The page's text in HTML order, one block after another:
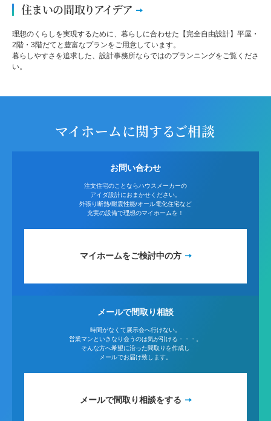
住まいの間取りアイデア
理想のくらしを実現するために、暮らしに合わせた【完全自由設計】平屋・
2階・3階だてと豊富なプランをご用意しています。
暮らしやすさを追求した、設計事務所ならではのプランニングをご覧くださ
い。
マイホームに関するご相談
お問い合わせ
注文住宅のことならハウスメーカーの
アイダ設計におまかせください。
外張り断熱/耐震性能/オール電化住宅など
充実の設備で理想のマイホームを！
マイホームをご検討中の方
メールで間取り相談
時間がなくて展示会へ行けない。
営業マンといきなり会うのは気が引ける・・・。
そんな方へ希望に沿った間取りを作成し
メールでお届け致します。
メールで間取り相談をする